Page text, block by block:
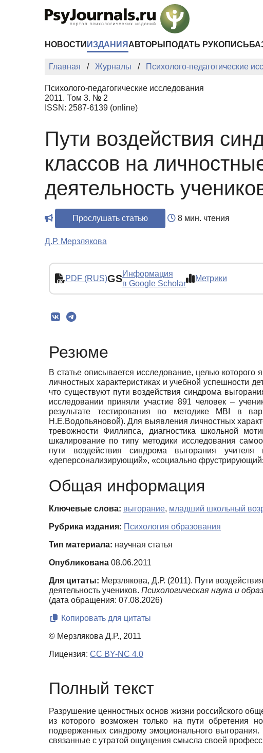
НОВОСТИ ИЗДАНИЯ АВТОРЫ ПОДАТЬ РУКОПИСЬ
Главная Журналы Психолого-педагогические
Психолого-педагогические исследования
2011. Том 3. № 2
ISSN: 2587-6139 (online)
Пути воздействия
классов на
деятельность
Прослушать статью 8 мин. чтения
Д.Р. Мерзлякова
PDF (RUS)GSИнформация
в Google Scholar
Метрики
Резюме
В статье описывается исследование, целью
личностных характеристиках и учебной успешности
что существуют пути воздействия синдрома
исследовании приняли участие 891 человек –
результате тестирования по методике MBI в
Н.Е.Водопьяновой). Для выявления личностных
тревожности Филлипса, диагностика школьной
шкалирование по типу методики исследования
пути воздействия синдрома выгорания
«деперсонализирующий», «социально
Общая информация
Ключевые слова: выгорание, младший школьный
Рубрика издания: Психология образования
Тип материала: научная статья
Опубликована 08.06.2011
Для цитаты: Мерзлякова, Д.Р. (2011). Пути
деятельность учеников. Психологическая наука и
(дата обращения: 07.08.2026)
Копировать для цитаты
© Мерзлякова Д.Р., 2011
Лицензия: CC BY-NC 4.0
Полный текст
Разрушение ценностных основ жизни российского
из которого возможен только на пути обретения
подверженных синдрому эмоционального
связанные с утратой ощущения смысла своей